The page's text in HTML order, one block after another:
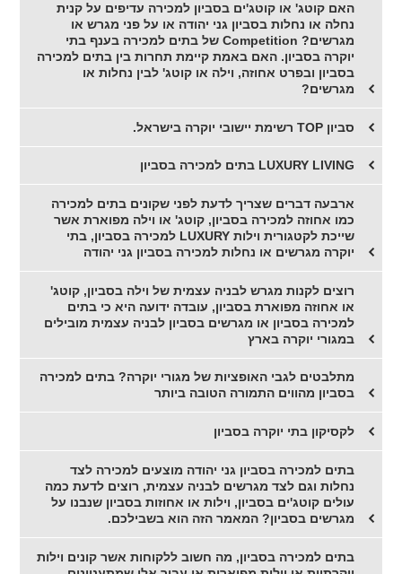
האם קוטג' או קוטג'ים בסביון למכירה עדיפים על קנית
נחלה או נחלות בסביון גני יהודה או על פני מגרש או
מגרשים? Competition של בתים למכירה בענף בתי
יוקרה בסביון. האם באמת קיימת תחרות בין בתים למכירה
בסביון ובפרט אחוזה, וילה או קוטג' לבין נחלות או
מגרשים?
סביון TOP רשימת יישובי יוקרה בישראל.
LUXURY LIVING בתים למכירה בסביון
ארבעה דברים שצריך לדעת לפני שקונים בתים למכירה
כמו אחוזה למכירה בסביון, קוטג' או וילה מפוארת אשר
שייכת לקטגורית וילות LUXURY למכירה בסביון, בתי
יוקרה מגרשים או נחלות למכירה בסביון גני יהודה
רוצים לקנות מגרש לבניה עצמית של וילה בסביון, קוטג'
או אחוזה מפוארת בסביון, עובדה ידועה היא כי בתים
למכירה בסביון או מגרשים בסביון לבניה עצמית מובילים
במגורי יוקרה בארץ
מתלבטים לגבי האופציות של מגורי יוקרה? בתים למכירה
בסביון מהווים התמורה הטובה ביותר
לקסיקון בתי יוקרה בסביון
בתים למכירה בסביון גני יהודה מוצעים למכירה לצד
נחלות וגם לצד מגרשים לבניה עצמית, רוצים לדעת כמה
עולים קוטג'ים בסביון, וילות או אחוזות בסביון שנבנו על
מגרשים בסביון? המאמר הזה הוא בשבילכם.
בתים למכירה בסביון, מה חשוב ללקוחות אשר קונים וילות